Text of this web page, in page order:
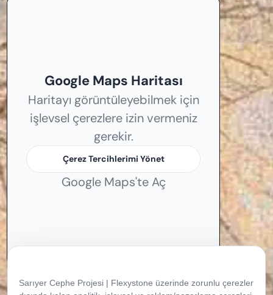
Google Maps Haritası
Haritayı görüntüleyebilmek için
işlevsel çerezlere izin vermeniz
gerekir.
Çerez Tercihlerimi Yönet
Google Maps'te Aç
Sarıyer Cephe Projesi | Flexystone üzerinde zorunlu çerezler